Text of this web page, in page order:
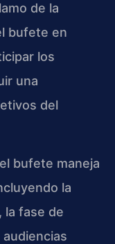
de la
bufete en
los
una
del
bufete maneja
la
la fase de